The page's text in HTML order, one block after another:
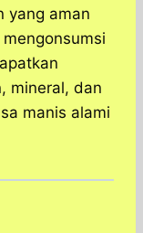
yang aman
mineral, dan
manis alami